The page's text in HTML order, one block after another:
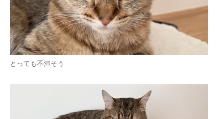
とっても不満そう